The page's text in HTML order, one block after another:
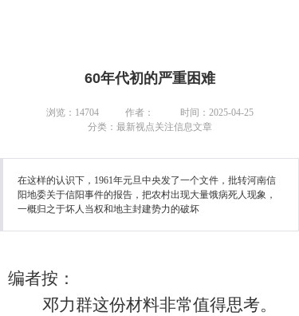
60年代初的严重困难
浏览：14704 作者：
时间：2025-04-25
分类：最新视点关注信息文章
在这样的认识下，1961年元旦中央发了一个文件，批转河南信
阳地委关于信阳事件的报告，把农村出现大量饿病死人现象，
一概归之于坏人当权和地主封建势力的破坏
编者按 ：
邓力群这份材料非常值得思考。